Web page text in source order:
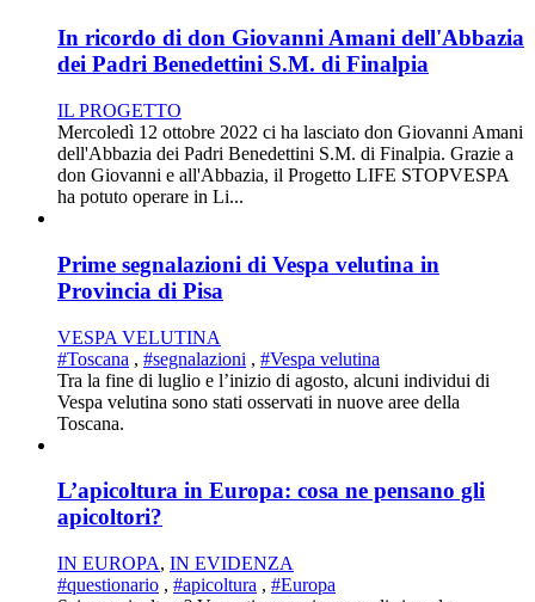
In ricordo di don Giovanni Amani dell'Abbazia
dei Padri Benedettini S.M. di Finalpia
IL PROGETTO
Mercoledì 12 ottobre 2022 ci ha lasciato don Giovanni Amani
dell'Abbazia dei Padri Benedettini S.M. di Finalpia. Grazie a
don Giovanni e all'Abbazia, il Progetto LIFE STOPVESPA
ha potuto operare in Li...
Prime segnalazioni di Vespa velutina in
Provincia di Pisa
VESPA VELUTINA
#Toscana , #segnalazioni , #Vespa velutina
Tra la fine di luglio e l’inizio di agosto, alcuni individui di
Vespa velutina sono stati osservati in nuove aree della
Toscana.
L’apicoltura in Europa: cosa ne pensano gli
apicoltori?
IN EUROPA, IN EVIDENZA
#questionario , #apicoltura , #Europa